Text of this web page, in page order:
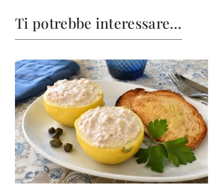
Ti potrebbe interessare…